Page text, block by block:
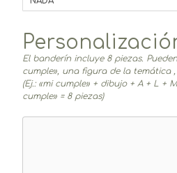
El banderín incluye 8 piezas.
cumple», una figura de la temática
(Ej.: «mi cumple» + dibujo + A + L +
cumple» = 8 piezas)